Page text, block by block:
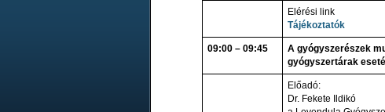
Elérési link
Tájékoztatók
09:00 – 09:45
A gyógyszerészek
gyógyszertárak
Előadó:
Dr. Fekete Ildikó